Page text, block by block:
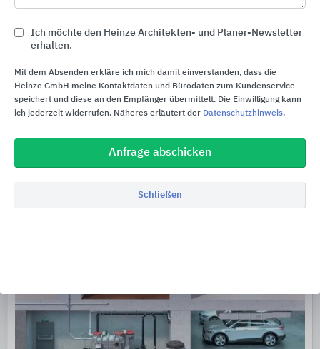
Dachlösungen für das Steildach
BMI Deutschland BRAAS
Ich möchte den Heinze Architekten- und Planer-Newsletter
erhalten.
Mit dem Absenden erkläre ich mich damit einverstanden, dass die
Heinze GmbH meine Kontaktdaten und Bürodaten zum Kundenservice
speichert und diese an den Empfänger übermittelt. Die Einwilligung kann
ich jederzeit widerrufen. Näheres erläutert der Datenschutzhinweis.
Anfrage abschicken
Schließen